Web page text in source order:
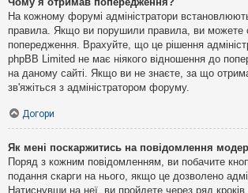
На кожному форумі адміністратори
правила. Якщо ви порушили правила, ви можете
попередження. Врахуйте, що це рішення
phpBB Limited не має ніякого відношення до
на даному сайті. Якщо ви не знаєте, за що
зв'яжіться з адміністратором форуму.
Догори
Як мені поскаржитись на повідомлення
Поряд з кожним повідомленням, ви побачите
подання скарги на нього, якщо це дозволено
Натиснувши на неї, ви пройдете через ряд